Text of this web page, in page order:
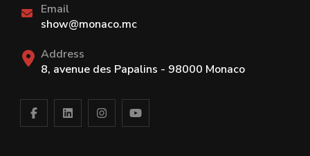
Email
show@monaco.mc
Address
8, avenue des Papalins - 98000 Monaco